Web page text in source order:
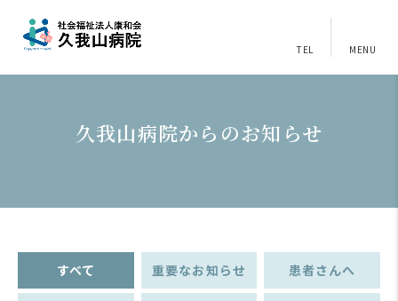
TEL MENU
久我山病院からのお知らせ
すべて 重要なお知らせ 患者さんへ